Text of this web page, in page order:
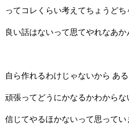
ってコレくらい考えてちょうどち
良い話はないって思てやれなあか
自ら作れるわけじゃないから あ
頑張ってどうにかなるかわからな
信じてやるほかないって思ってい